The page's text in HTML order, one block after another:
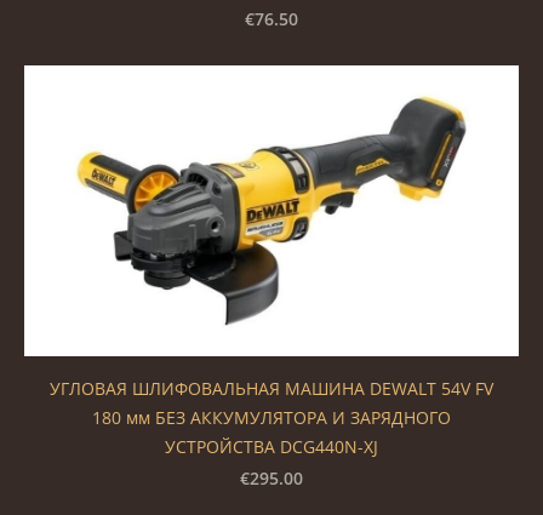
€76.50
УГЛОВАЯ ШЛИФОВАЛЬНАЯ МАШИНА DEWALT 54V FV
180 мм БЕЗ АККУМУЛЯТОРА И ЗАРЯДНОГО
УСТРОЙСТВА DCG440N-XJ
€295.00